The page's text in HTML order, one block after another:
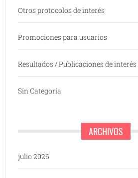
Otros protocolos de interés
Promociones para usuarios
Resultados / Publicaciones de interés
Sin Categoría
ARCHIVOS
julio 2026